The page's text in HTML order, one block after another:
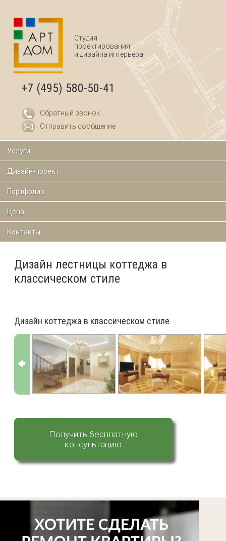
Студия
проектирования
и дизайна интерьера
+7 (495) 580-50-41
Обратный звонок
Отправить сообщение
Услуги
Дизайн-проект
Портфолио
Цена
Контакты
Дизайн лестницы коттеджа в
классическом стиле
Дизайн коттеджа в классическом стиле
Получить бесплатную
консультацию